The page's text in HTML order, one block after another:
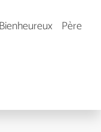
Père